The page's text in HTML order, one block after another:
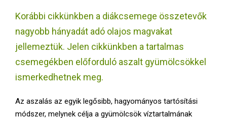
M
Korábbi cikkünkben a diákcsemege összetevők
nagyobb hányadát adó olajos magvakat
jellemeztük. Jelen cikkünkben a tartalmas
csemegékben előforduló aszalt gyümölcsökkel
ismerkedhetnek meg.
Az aszalás az egyik legősibb, hagyományos tartósítási
módszer, melynek célja a gyümölcsök víztartalmának